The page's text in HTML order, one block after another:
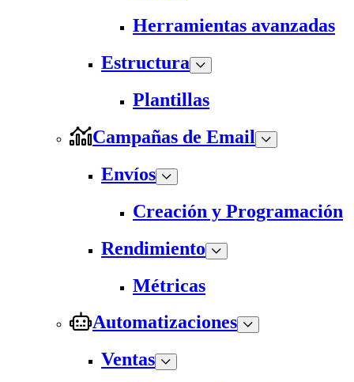
Herramientas avanzadas
Estructura
Plantillas
Campañas de Email
Envíos
Creación y Programación
Rendimiento
Métricas
Automatizaciones
Ventas